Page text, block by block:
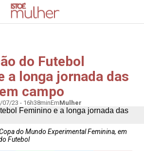
do Futebol
a longa jornada das
campo
07/23 - 16h38minEmMulher
do Mundo Experimental Feminina, em
Futebol